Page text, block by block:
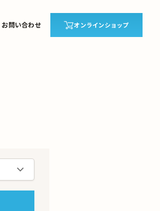
お問い合わせ オンラインショップ